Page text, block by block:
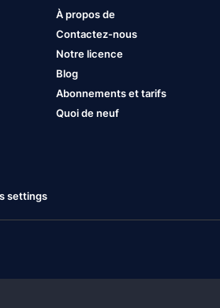
À propos de
Contactez-nous
Notre licence
Blog
Abonnements et tarifs
Quoi de neuf
settings